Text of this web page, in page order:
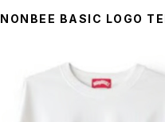
NONBEE BASIC LOGO